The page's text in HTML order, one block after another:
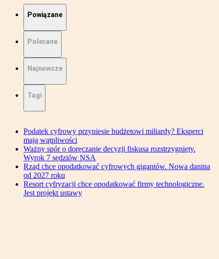
Powiązane
Polecane
Najnowsze
Tagi
Podatek cyfrowy przyniesie budżetowi miliardy? Eksperci
mają wątpliwości
Ważny spór o doręczanie decyzji fiskusa rozstrzygnięty.
Wyrok 7 sędziów NSA
Rząd chce opodatkować cyfrowych gigantów. Nowa danina
od 2027 roku
Resort cyfryzacji chce opodatkować firmy technologiczne.
Jest projekt ustawy